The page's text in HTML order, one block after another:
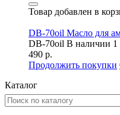
Товар добавлен в
DB-70oil Масло для
DB-70oil В наличии 1
490 р.
Продолжить покупки
Каталог